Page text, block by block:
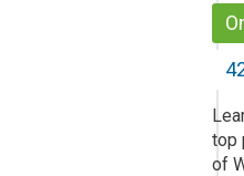
top
of